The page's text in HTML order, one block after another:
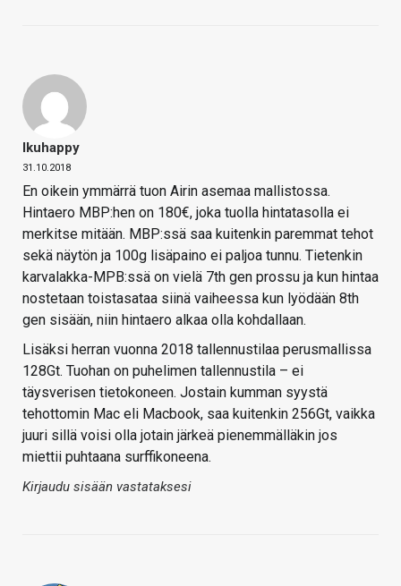
Ikuhappy
31.10.2018
En oikein ymmärrä tuon Airin asemaa mallistossa.
Hintaero MBP:hen on 180€, joka tuolla hintatasolla ei
merkitse mitään. MBP:ssä saa kuitenkin paremmat tehot
sekä näytön ja 100g lisäpaino ei paljoa tunnu. Tietenkin
karvalakka-MPB:ssä on vielä 7th gen prossu ja kun hintaa
nostetaan toistasataa siinä vaiheessa kun lyödään 8th
gen sisään, niin hintaero alkaa olla kohdallaan.
Lisäksi herran vuonna 2018 tallennustilaa perusmallissa
128Gt. Tuohan on puhelimen tallennustila – ei
täysverisen tietokoneen. Jostain kumman syystä
tehottomin Mac eli Macbook, saa kuitenkin 256Gt, vaikka
juuri sillä voisi olla jotain järkeä pienemmälläkin jos
miettii puhtaana surffikoneena.
Kirjaudu sisään vastataksesi